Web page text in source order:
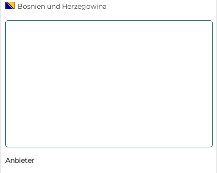
Bosnien und Herzegowina
Anbieter